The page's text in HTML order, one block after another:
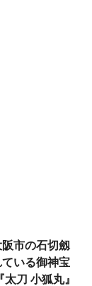
阪市の石切劔
いる御神宝
太刀 小狐丸』